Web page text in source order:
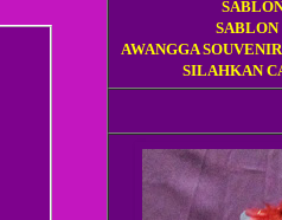
AWANGGA
SILAHKAN